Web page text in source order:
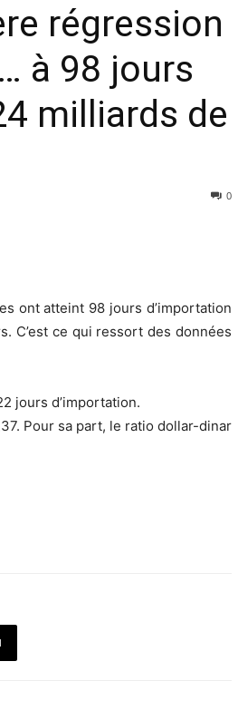
régression
à 98 jours
milliards de
0
ont atteint 98 jours d’importation
C’est ce qui ressort des données
jours d’importation.
Pour sa part, le ratio dollar-dinar